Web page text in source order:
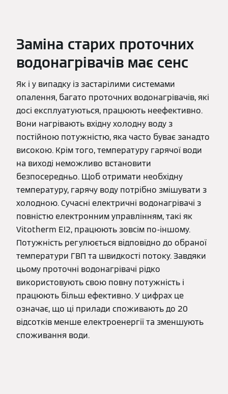
Заміна старих проточних
водонагрівачів має сенс
Як і у випадку із застарілими системами
опалення, багато проточних водонагрівачів, які
досі експлуатуються, працюють неефективно.
Вони нагрівають вхідну холодну воду з
постійною потужністю, яка часто буває занадто
високою. Крім того, температуру гарячої води
на виході неможливо встановити
безпосередньо. Щоб отримати необхідну
температуру, гарячу воду потрібно змішувати з
холодною. Сучасні електричні водонагрівачі з
повністю електронним управлінням, такі як
Vitotherm EI2, працюють зовсім по-іншому.
Потужність регулюється відповідно до обраної
температури ГВП та швидкості потоку. Завдяки
цьому проточні водонагрівачі рідко
використовують свою повну потужність і
працюють більш ефективно. У цифрах це
означає, що ці прилади споживають до 20
відсотків менше електроенергії та зменшують
споживання води.